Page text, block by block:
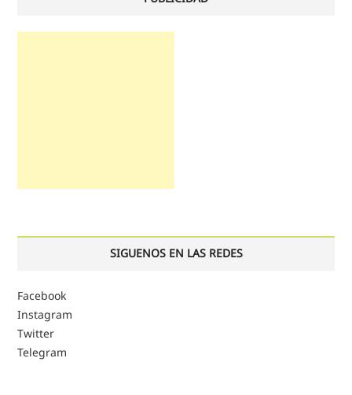
SIGUENOS EN LAS REDES
Facebook
Instagram
Twitter
Telegram